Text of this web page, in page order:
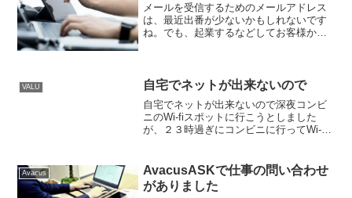
メールを受信するためのメールアドレス
は、最近出番が少ないかもしれないです
ね。でも、起業するなどしてお客様から
す。普通は独自ドメインを契...
VALU 自宅でネットが出来ないので
自宅でネットが出来ないので深夜コンビ
ニのWi-fiスポットに行こうとしました
が、２３時過ぎにコンビニに行ってWi-fi
TikTokという動画共有SNSのアプリをイ
ンスト...
Avacus
AvacusASKで仕事の問い合わせ
がありました